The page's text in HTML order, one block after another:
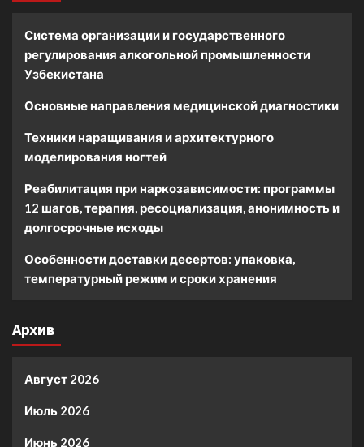
Система организации и государственного
регулирования алкогольной промышленности
Узбекистана
Основные направления медицинской диагностики
Техники наращивания и архитектурного
моделирования ногтей
Реабилитация при наркозависимости: программы
12 шагов, терапия, ресоциализация, анонимность и
долгосрочные исходы
Особенности доставки десертов: упаковка,
температурный режим и сроки хранения
Архив
Август 2026
Июль 2026
Июнь 2026